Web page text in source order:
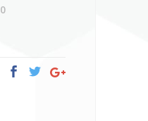
0